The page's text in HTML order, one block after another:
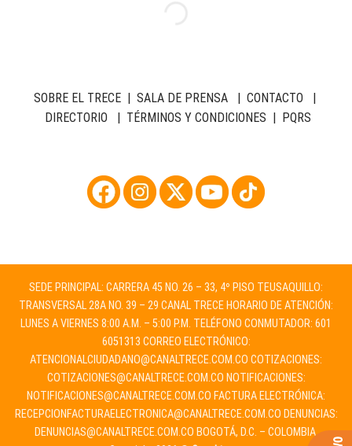
SOBRE EL TRECE| SALA DE PRENSA| CONTACTO
DIRECTORIO
TÉRMINOS Y CONDICIONES PQRS
SEDE PRINCIPAL: CARRERA 45 NO. 26 – 33, 4º PISO TEUSAQUILLO:
TRANSVERSAL 28A NO. 39 – 29 CANAL TRECE HORARIO DE ATENCIÓN:
LUNES A VIERNES 8:00 A.M. – 5:00 P.M. TELÉFONO CONMUTADOR: 601
6051313 CORREO ELECTRÓNICO:
ATENCIONALCIUDADANO@CANALTRECE.COM.CO COTIZACIONES:
COTIZACIONES@CANALTRECE.COM.CO NOTIFICACIONES:
NOTIFICACIONES@CANALTRECE.COM.CO FACTURA ELECTRÓNICA:
RECEPCIONFACTURAELECTRONICA@CANALTRECE.COM.CO DENUNCIAS:
DENUNCIAS@CANALTRECE.COM.CO BOGOTÁ, D.C. – COLOMBIA.